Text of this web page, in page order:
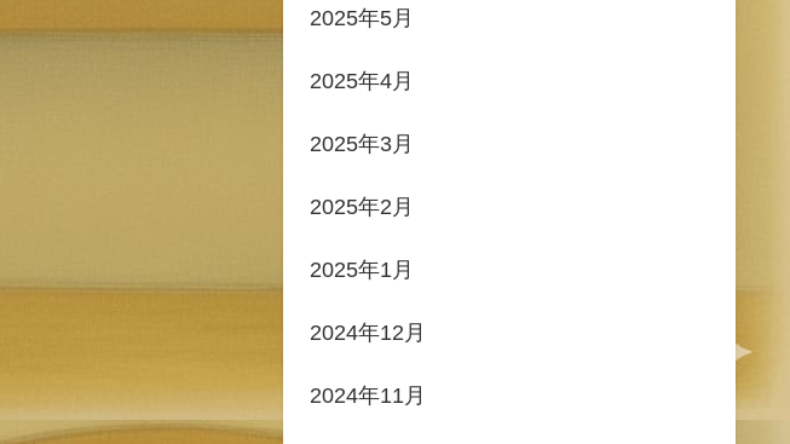
2025年5月
2025年4月
2025年3月
2025年2月
2025年1月
2024年12月
2024年11月